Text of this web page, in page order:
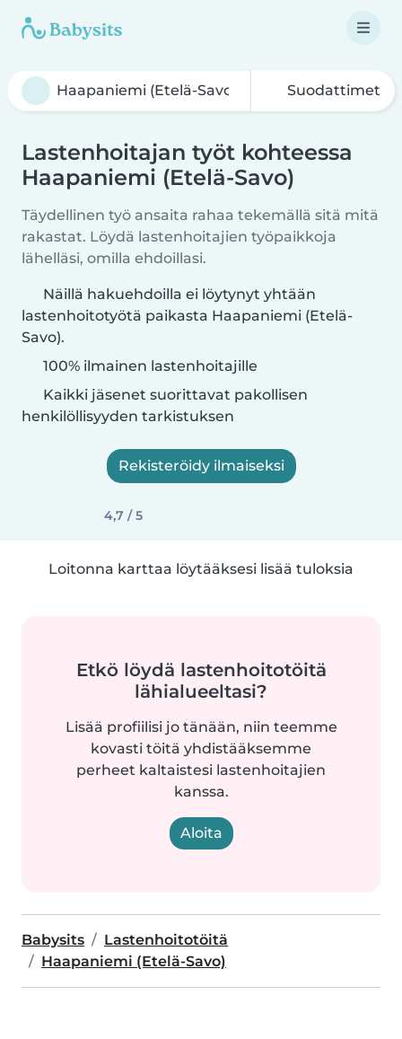
Suodattimet
Lastenhoitajan työt kohteessa
Haapaniemi (Etelä-Savo)
Täydellinen työ ansaita rahaa tekemällä sitä mitä
rakastat. Löydä lastenhoitajien työpaikkoja
lähelläsi, omilla ehdoillasi.
Näillä hakuehdoilla ei löytynyt yhtään
lastenhoitotyötä paikasta Haapaniemi (Etelä-
Savo).
100% ilmainen lastenhoitajille
Kaikki jäsenet suorittavat pakollisen
henkilöllisyyden tarkistuksen
Rekisteröidy ilmaiseksi
4,7 / 5
Loitonna karttaa löytääksesi lisää tuloksia
Etkö löydä lastenhoitotöitä
lähialueeltasi?
Lisää profiilisi jo tänään, niin teemme
kovasti töitä yhdistääksemme
perheet kaltaistesi lastenhoitajien
kanssa.
Aloita
Babysits
Lastenhoitotöitä
Haapaniemi (Etelä-Savo)